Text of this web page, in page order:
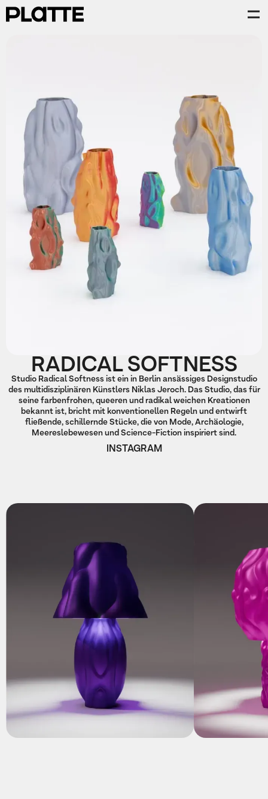
RADICAL SOFTNESS
Studio Radical Softness ist ein in Berlin ansässiges Designstudio
des multidisziplinären Künstlers Niklas Jeroch. Das Studio, das für
seine farbenfrohen, queeren und radikal weichen Kreationen
bekannt ist, bricht mit konventionellen Regeln und entwirft
fließende, schillernde Stücke, die von Mode, Archäologie,
Meereslebewesen und Science-Fiction inspiriert sind.
INSTAGRAM